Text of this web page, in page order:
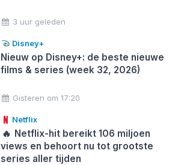
3 uur geleden
Disney+
Nieuw op Disney+: de beste nieuwe
films & series (week 32, 2026)
Gisteren om 17:20
Netflix
🔥 Netflix-hit bereikt 106 miljoen
views en behoort nu tot grootste
series aller tijden